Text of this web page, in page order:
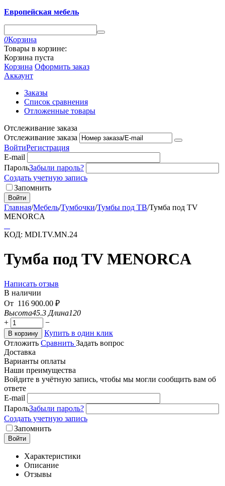
Европейская мебель
0Корзина
Товары в корзине:
Корзина пуста
Корзина Оформить заказ
Аккаунт
Заказы
Список сравнения
Отложенные товары
Отслеживание заказа
Отслеживание заказа
ВойтиРегистрация
E-mail
ПарольЗабыли пароль?
Создать учетную запись
Запомнить
Войти
Главная/Мебель/Тумбочки/Тумбы под ТВ/Тумба под TV
MENORCA
КОД: MDI.TV.MN.24
Тумба под TV MENORCA
Написать отзыв
В наличии
От 116 900.00 ₽
Высота45.3 Длина120
+
−
В корзину
Купить в один клик
Отложить Сравнить Задать вопрос
Доставка
Варианты оплаты
Наши преимущества
Войдите в учётную запись, чтобы мы могли сообщить вам об
ответе
E-mail
ПарольЗабыли пароль?
Создать учетную запись
Запомнить
Войти
Характеристики
Описание
Отзывы